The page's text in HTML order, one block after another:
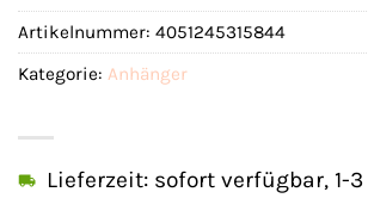
Lieferzeit: sofort verfügbar, 1-
Artikelnummer: 4051245315844
Kategorie: Anhänger